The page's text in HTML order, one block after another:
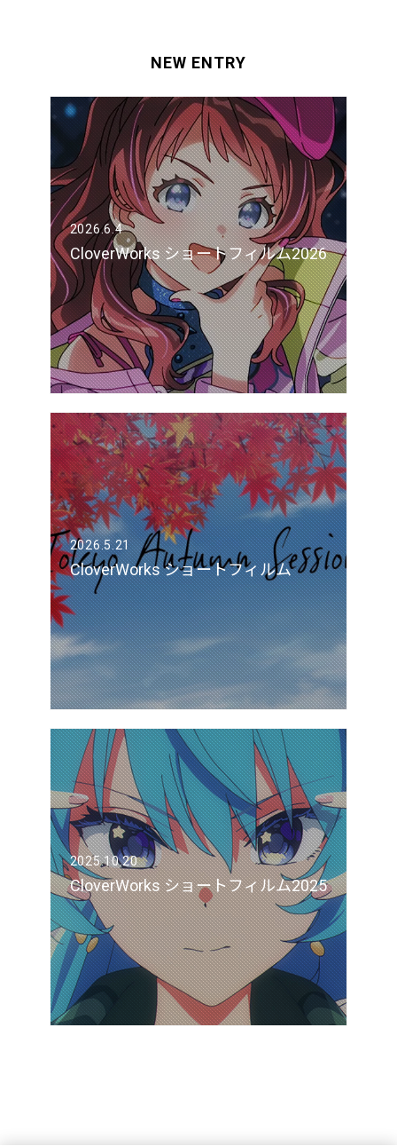
NEW ENTRY
2026.6.4
CloverWorks ショートフィルム2026
2026.5.21
CloverWorks ショートフィルム
2025.10.20
CloverWorks ショートフィルム2025